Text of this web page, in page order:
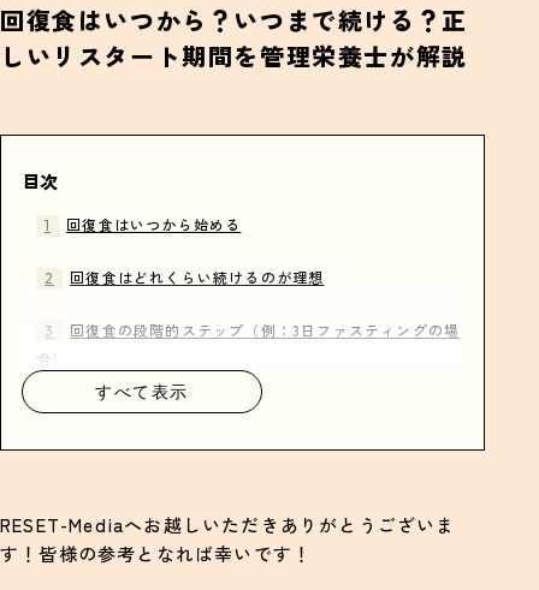
回復食はいつから？いつまで続ける？正
しいリスタート期間を管理栄養士が解説
目次
回復食はいつから始める
回復食はどれくらい続けるのが理想
回復食の段階的ステップ（例：3日ファスティングの場
合）
初日（1日目）
回復食で避けたい食材・注意点
すべて表示
RESET-Mediaへお越しいただきありがとうございま
す！皆様の参考となれば幸いです！